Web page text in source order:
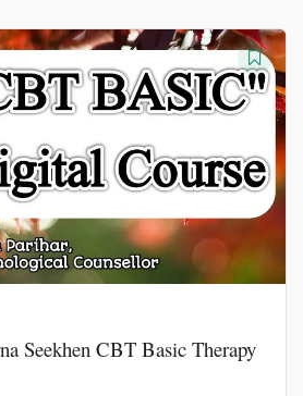
Seekhen CBT Basic Therapy